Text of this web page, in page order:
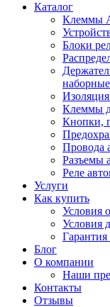
Каталог
Клеммы
Блоки
наборные
Клеммы
Кнопки,
Провода
Разъемы
Реле
Услуги
Как купить
Условия
Условия
Гарантия
Блог
О компании
Наши
Контакты
Отзывы